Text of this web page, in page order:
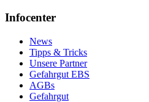
Infocenter
News
Tipps & Tricks
Unsere Partner
Gefahrgut EBS
AGBs
Gefahrgut